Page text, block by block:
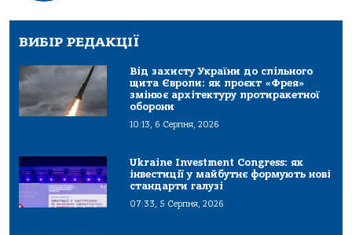
ВИБІР РЕДАКЦІЇ
Від захисту України до спільного
щита Європи: як проєкт «Фрея»
змінює архітектуру протиракетної
оборони
10:13, 6 Серпня, 2026
Ukraine Investment Congress: як
інвестиції у майбутнє формують нові
стандарти галузі
07:33, 5 Серпня, 2026